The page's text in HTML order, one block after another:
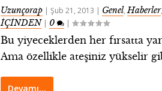
Uzunçorap| Şub 21, 2013 | Genel,Haberler,
İÇİNDEN| 0 |
Bu yiyeceklerden her fırsatta
Ama özellikle ateşiniz yükselir
Devamı…